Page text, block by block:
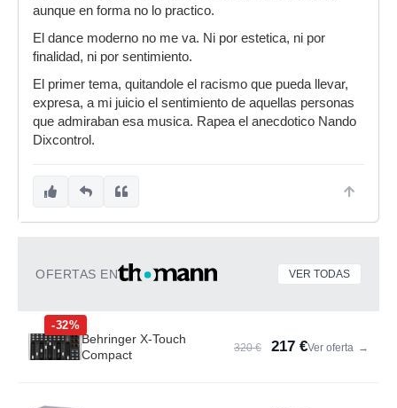
aunque en forma no lo practico.
El dance moderno no me va. Ni por estetica, ni por
finalidad, ni por sentimiento.
El primer tema, quitandole el racismo que pueda llevar,
expresa, a mi juicio el sentimiento de aquellas personas
que admiraban esa musica. Rapea el anecdotico Nando
Dixcontrol.
OFERTAS EN VER TODAS
-32%
Behringer X-Touch
Compact
320 € 217 €Ver oferta →